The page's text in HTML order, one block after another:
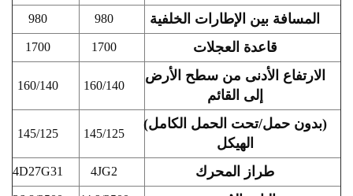
المسافة بين الإطارات الخلفية 980
980
قاعدة العجلات 1700
1700
الارتفاع الأدنى من سطح الأرض
إلى القائم
160/140
160/140
(بدون حمل/تحت الحمل الكامل)
الهيكل
145/125
145/125
طراز المحرك 4JG2
4D27G31